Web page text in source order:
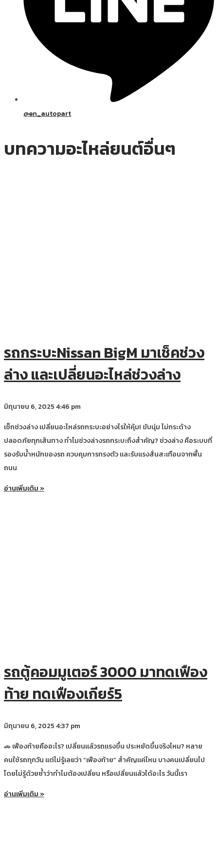
@en_autopart
บทความอะไหล่ยนต์อื่นๆ
รถกระบะNissan BigM มาเช็คช่วง
ล่าง และเปลี่ยนอะไหล่ช่วงล่าง
มิถุนายน 6, 20254:46 pm
เช็กช่วงล่าง เปลี่ยนอะไหล่รถกระบะอย่างไรให้คุ้ม! ขับนุ่ม ไม่กระด้าง
ปลอดภัยทุกเส้นทาง ทำไมช่วงล่างรถกระบะถึงสำคัญ? ช่วงล่าง คือระบบที่
รองรับน้ำหนักของรถ ควบคุมการทรงตัว และรับแรงสั่นสะเทือนจากพื้น
ถนน
อ่านเพิ่มเติม »
รถตู้คอมมูเตอร์ 3000 มาทดเฟือง
ท้าย ทดเฟืองเกียร์5
มิถุนายน 6, 20254:37 pm
🚗 เฟืองท้ายคืออะไร? เปลี่ยนแล้วรถแรงขึ้น ประหยัดขึ้นจริงไหม? หลาย
คนใช้รถทุกวัน แต่ไม่รู้เลยว่า “เฟืองท้าย” สำคัญแค่ไหน บางคนเปลี่ยนไป
โดยไม่รู้ด้วยซ้ำว่าทำไมต้องเปลี่ยน หรือเปลี่ยนแล้วได้อะไร วันนี้เรา
อ่านเพิ่มเติม »